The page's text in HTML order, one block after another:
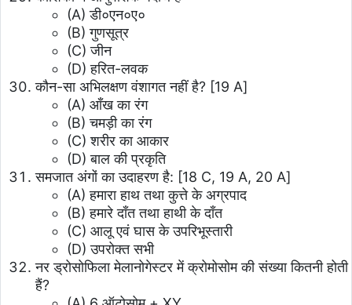
(A) डी०एन०ए०
(B) गुणसूत्र
(C) जीन
(D) हरित-लवक
कौन-सा अभिलक्षण वंशागत नहीं है? [19 A]
(A) आँख का रंग
(B) चमड़ी का रंग
(C) शरीर का आकार
(D) बाल की प्रकृति
समजात अंगों का उदाहरण है: [18 C, 19 A, 20 A]
(A) हमारा हाथ तथा कुत्ते के अग्रपाद
(B) हमारे दाँत तथा हाथी के दाँत
(C) आलू एवं घास के उपरिभूस्तारी
(D) उपरोक्त सभी
नर ड्रोसोफिला मेलानोगेस्टर में क्रोमोसोम की संख्या कितनी होती
हैं?